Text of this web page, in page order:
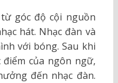
góc độ cội nguồn
hát. Nhạc đàn và
với bóng. Sau khi
của ngôn ngữ,
đến nhạc đàn.